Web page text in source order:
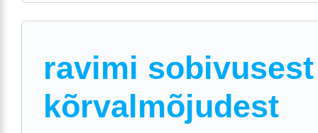
ravimi
kõrvalmõjudest